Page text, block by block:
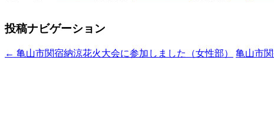
投稿ナビゲーション
← 亀山市関宿納涼花火大会に参加しました（女性部） 亀山市